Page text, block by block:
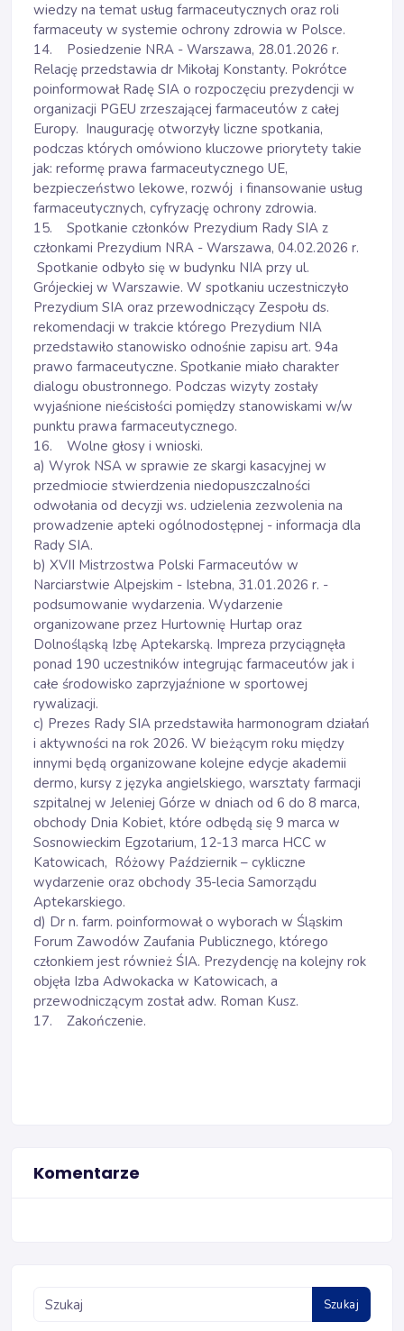
wiedzy na temat usług farmaceutycznych oraz roli
farmaceuty w systemie ochrony zdrowia w Polsce.
14. Posiedzenie NRA - Warszawa, 28.01.2026 r.
Relację przedstawia dr Mikołaj Konstanty. Pokrótce
poinformował Radę SIA o rozpoczęciu prezydencji w
organizacji PGEU zrzeszającej farmaceutów z całej
Europy. Inaugurację otworzyły liczne spotkania,
podczas których omówiono kluczowe priorytety takie
jak: reformę prawa farmaceutycznego UE,
bezpieczeństwo lekowe, rozwój i finansowanie usług
farmaceutycznych, cyfryzację ochrony zdrowia.
15. Spotkanie członków Prezydium Rady SIA z
członkami Prezydium NRA - Warszawa, 04.02.2026 r.
Spotkanie odbyło się w budynku NIA przy ul.
Grójeckiej w Warszawie. W spotkaniu uczestniczyło
Prezydium SIA oraz przewodniczący Zespołu ds.
rekomendacji w trakcie którego Prezydium NIA
przedstawiło stanowisko odnośnie zapisu art. 94a
prawo farmaceutyczne. Spotkanie miało charakter
dialogu obustronnego. Podczas wizyty zostały
wyjaśnione nieścisłości pomiędzy stanowiskami w/w
punktu prawa farmaceutycznego.
16. Wolne głosy i wnioski.
a) Wyrok NSA w sprawie ze skargi kasacyjnej w
przedmiocie stwierdzenia niedopuszczalności
odwołania od decyzji ws. udzielenia zezwolenia na
prowadzenie apteki ogólnodostępnej - informacja dla
Rady SIA.
b) XVII Mistrzostwa Polski Farmaceutów w
Narciarstwie Alpejskim - Istebna, 31.01.2026 r. -
podsumowanie wydarzenia. Wydarzenie
organizowane przez Hurtownię Hurtap oraz
Dolnośląską Izbę Aptekarską. Impreza przyciągnęła
ponad 190 uczestników integrując farmaceutów jak i
całe środowisko zaprzyjaźnione w sportowej
rywalizacji.
c) Prezes Rady SIA przedstawiła harmonogram działań
i aktywności na rok 2026. W bieżącym roku między
innymi będą organizowane kolejne edycje akademii
dermo, kursy z języka angielskiego, warsztaty farmacji
szpitalnej w Jeleniej Górze w dniach od 6 do 8 marca,
obchody Dnia Kobiet, które odbędą się 9 marca w
Sosnowieckim Egzotarium, 12-13 marca HCC w
Katowicach, Różowy Październik – cykliczne
wydarzenie oraz obchody 35-lecia Samorządu
Aptekarskiego.
d) Dr n. farm. poinformował o wyborach w Śląskim
Forum Zawodów Zaufania Publicznego, którego
członkiem jest również ŚIA. Prezydencję na kolejny rok
objęła Izba Adwokacka w Katowicach, a
przewodniczącym został adw. Roman Kusz.
17. Zakończenie.
Komentarze
Szukaj